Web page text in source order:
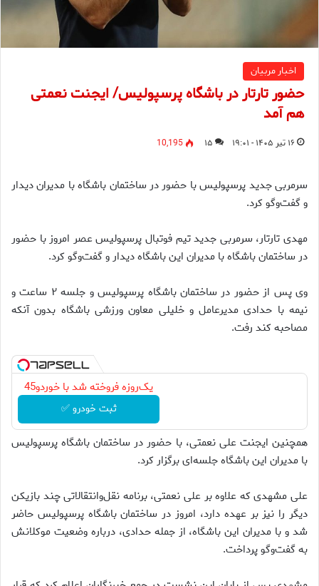
اخبار مربیان
حضور تارتار در باشگاه پرسپولیس/ ایجنت نعمتی
هم آمد
۱۶ تیر ۱۴۰۵ - ۱۹:۰۱ ۱۵ 10,195
سرمربی جدید پرسپولیس با حضور در ساختمان باشگاه با مدیران دیدار
و گفت‌و‌گو کرد.
مهدی تارتار، سرمربی جدید تیم فوتبال پرسپولیس عصر امروز با حضور
در ساختمان باشگاه با مدیران این باشگاه دیدار و گفت‌و‌گو کرد.
وی پس از حضور در ساختمان باشگاه پرسپولیس و جلسه ۲ ساعت و
نیمه با حدادی مدیرعامل و خلیلی معاون ورزشی باشگاه بدون آنکه
مصاحبه کند رفت.
یک‌روزه فروخته شد با خوردو45
ثبت خودرو ✅
همچنین ایجنت علی نعمتی، با حضور در ساختمان باشگاه پرسپولیس
با مدیران این باشگاه جلسه‌ای برگزار کرد.
علی مشهدی که علاوه بر علی نعمتی، برنامه نقل‌وانتقالاتی چند بازیکن
دیگر را نیز بر عهده دارد، امروز در ساختمان باشگاه پرسپولیس حاضر
شد و با مدیران این باشگاه، از جمله حدادی، درباره وضعیت موکلانش
به گفت‌و‌گو پرداخت.